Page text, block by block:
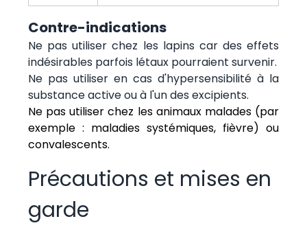
Contre-indications
Ne pas utiliser chez les lapins car des effets
indésirables parfois létaux pourraient survenir.
Ne pas utiliser en cas d'hypersensibilité à la
substance active ou à l'un des excipients.
Ne pas utiliser chez les animaux malades (par
exemple : maladies systémiques, fièvre) ou
convalescents.
Précautions et mises en
garde